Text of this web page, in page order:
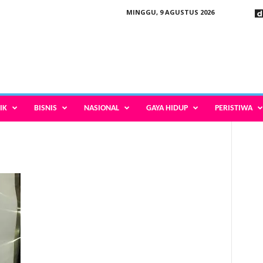
MINGGU, 9 AGUSTUS 2026
BISNIS NASIONAL GAYA HIDUP PERISTIWA